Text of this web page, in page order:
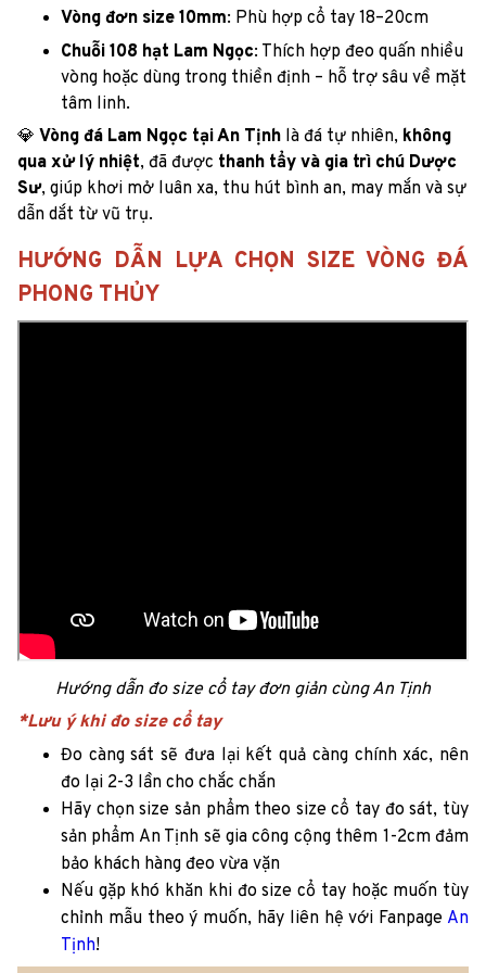
Vòng đơn size 10mm: Phù hợp cổ tay 18–20cm
Chuỗi 108 hạt Lam Ngọc: Thích hợp đeo quấn nhiều
vòng hoặc dùng trong thiền định – hỗ trợ sâu về mặt
tâm linh.
💎 Vòng đá Lam Ngọc tại An Tịnh là đá tự nhiên, không
qua xử lý nhiệt, đã được thanh tẩy và gia trì chú Dược
Sư, giúp khơi mở luân xa, thu hút bình an, may mắn và sự
dẫn dắt từ vũ trụ.
HƯỚNG DẪN LỰA CHỌN SIZE VÒNG ĐÁ
PHONG THỦY
Hướng dẫn đo size cổ tay đơn giản cùng An Tịnh
*Lưu ý khi đo size cổ tay
Đo càng sát sẽ đưa lại kết quả càng chính xác, nên
đo lại 2-3 lần cho chắc chắn
Hãy chọn size sản phẩm theo size cổ tay đo sát, tùy
sản phẩm An Tịnh sẽ gia công cộng thêm 1-2cm đảm
bảo khách hàng đeo vừa vặn
Nếu gặp khó khăn khi đo size cổ tay hoặc muốn tùy
chỉnh mẫu theo ý muốn, hãy liên hệ với Fanpage An
Tịnh!